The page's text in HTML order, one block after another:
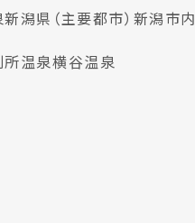
新潟県（主要都市） 新潟市内
所温泉横谷温泉